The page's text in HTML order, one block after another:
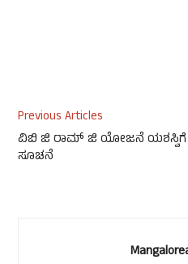
Previous Articles
ವಿಬಿ ಜಿ ರಾಮ್ ಜಿ ಯೋಜನೆ ಯಶಸ್ವಿಗೆ
ಸೂಚನೆ